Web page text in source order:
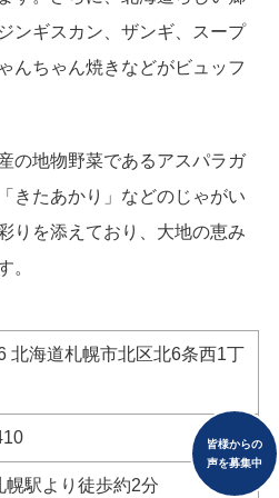
ンギスカン、ザンギ、スープ
んちゃん焼きなどがビュッフ
の地物野菜であるアスパラガ
きたあかり」などのじゃがい
りを添えており、大地の恵み
。
北海道札幌市北区北6条西1丁
幌駅より徒歩約2分
皆様からの
声を募集中